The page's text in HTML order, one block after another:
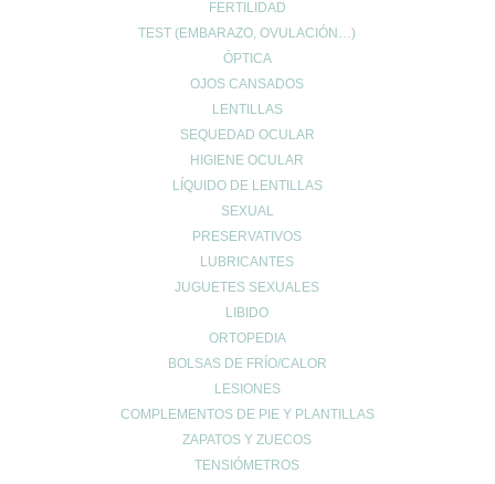
FERTILIDAD
TEST (EMBARAZO, OVULACIÓN…)
ÓPTICA
OJOS CANSADOS
LENTILLAS
SEQUEDAD OCULAR
HIGIENE OCULAR
LÍQUIDO DE LENTILLAS
SEXUAL
PRESERVATIVOS
LUBRICANTES
JUGUETES SEXUALES
LIBIDO
ORTOPEDIA
BOLSAS DE FRÍO/CALOR
LESIONES
COMPLEMENTOS DE PIE Y PLANTILLAS
ZAPATOS Y ZUECOS
TENSIÓMETROS